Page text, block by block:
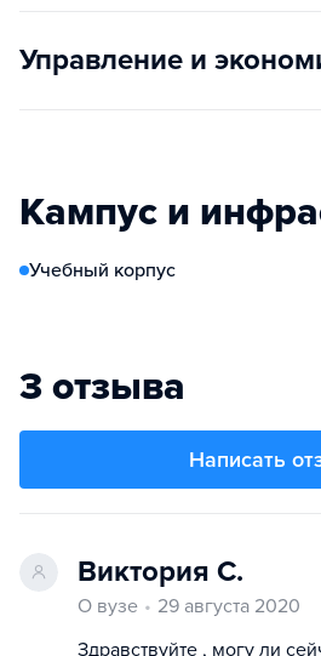
Управление и
Кампус и
Учебный корпус
3 отзыва
Написать
Виктория С.
О вузе
29 августа 2020
Здравствуйте , могу ли